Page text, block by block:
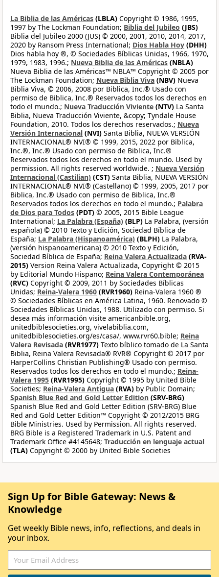
La Biblia de las Américas (LBLA) Copyright © 1986, 1995,
1997 by The Lockman Foundation; Biblia del Jubileo (JBS)
Biblia del Jubileo 2000 (JUS) © 2000, 2001, 2010, 2014, 2017,
2020 by Ransom Press International; Dios Habla Hoy (DHH)
Dios habla hoy ®, © Sociedades Bíblicas Unidas, 1966, 1970,
1979, 1983, 1996.; Nueva Biblia de las Américas (NBLA)
Nueva Biblia de las Américas™ NBLA™ Copyright © 2005 por
The Lockman Foundation; Nueva Biblia Viva (NBV) Nueva
Biblia Viva, © 2006, 2008 por Biblica, Inc.® Usado con
permiso de Biblica, Inc.® Reservados todos los derechos en
todo el mundo.; Nueva Traducción Viviente (NTV) La Santa
Biblia, Nueva Traducción Viviente, &copy; Tyndale House
Foundation, 2010. Todos los derechos reservados.; Nueva
Versión Internacional (NVI) Santa Biblia, NUEVA VERSIÓN
INTERNACIONAL® NVI® © 1999, 2015, 2022 por Biblica,
Inc.®, Inc.® Usado con permiso de Biblica, Inc.®
Reservados todos los derechos en todo el mundo. Used by
permission. All rights reserved worldwide. ; Nueva Versión
Internacional (Castilian) (CST) Santa Biblia, NUEVA VERSIÓN
INTERNACIONAL® NVI® (Castellano) © 1999, 2005, 2017 por
Biblica, Inc.® Usado con permiso de Biblica, Inc.®
Reservados todos los derechos en todo el mundo.; Palabra
de Dios para Todos (PDT) © 2005, 2015 Bible League
International; La Palabra (España) (BLP) La Palabra, (versión
española) © 2010 Texto y Edición, Sociedad Bíblica de
España; La Palabra (Hispanoamérica) (BLPH) La Palabra,
(versión hispanoamericana) © 2010 Texto y Edición,
Sociedad Bíblica de España; Reina Valera Actualizada (RVA-
2015) Version Reina Valera Actualizada, Copyright © 2015
by Editorial Mundo Hispano; Reina Valera Contemporánea
(RVC) Copyright © 2009, 2011 by Sociedades Bíblicas
Unidas; Reina-Valera 1960 (RVR1960) Reina-Valera 1960 ®
© Sociedades Bíblicas en América Latina, 1960. Renovado ©
Sociedades Bíblicas Unidas, 1988. Utilizado con permiso. Si
desea más información visite americanbible.org,
unitedbiblesocieties.org, vivelabiblia.com,
unitedbiblesocieties.org/es/casa/, www.rvr60.bible; Reina
Valera Revisada (RVR1977) Texto bíblico tomado de La Santa
Biblia, Reina Valera Revisada® RVR® Copyright © 2017 por
HarperCollins Christian Publishing® Usado con permiso.
Reservados todos los derechos en todo el mundo.; Reina-
Valera 1995 (RVR1995) Copyright © 1995 by United Bible
Societies; Reina-Valera Antigua (RVA) by Public Domain;
Spanish Blue Red and Gold Letter Edition (SRV-BRG)
Spanish Blue Red and Gold Letter Edition (SRV-BRG) Blue
Red and Gold Letter Edition™ Copyright © 2012/2015 BRG
Bible Ministries. Used by Permission. All rights reserved.
BRG Bible is a Registered Trademark in U.S. Patent and
Trademark Office #4145648; Traducción en lenguaje actual
(TLA) Copyright © 2000 by United Bible Societies
Sign Up for Bible Gateway: News &
Knowledge
Get weekly Bible news, info, reflections, and deals in
your inbox.